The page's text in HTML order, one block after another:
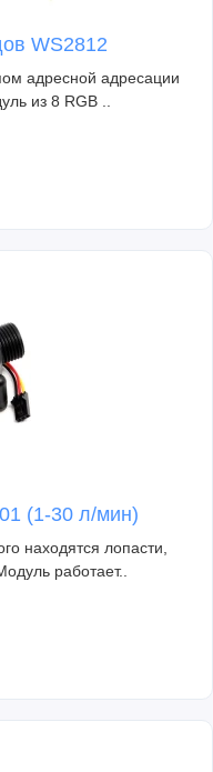
WS2812
адресной адресации
из 8 RGB ..
(1-30 л/мин)
находятся лопасти,
работает..